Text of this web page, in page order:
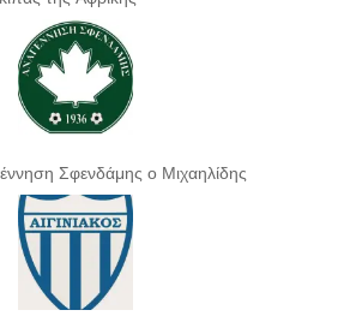
Σφενδάμης ο Μιχαηλίδης